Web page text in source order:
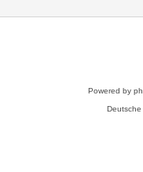
Powered by